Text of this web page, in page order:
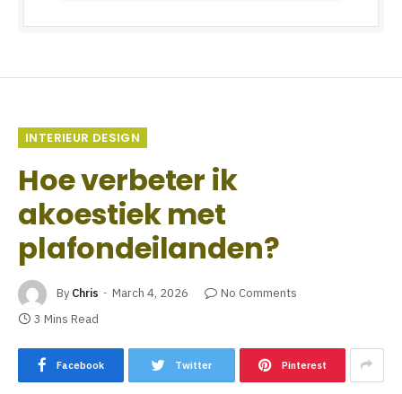
INTERIEUR DESIGN
Hoe verbeter ik
akoestiek met
plafondeilanden?
By Chris March 4, 2026
No Comments
3 Mins Read
Facebook Twitter Pinterest